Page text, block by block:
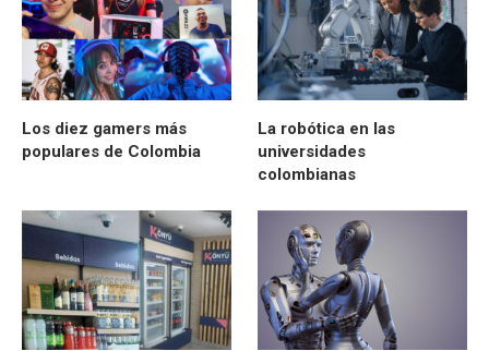
Los diez gamers más
populares de Colombia
La robótica en las
universidades
colombianas